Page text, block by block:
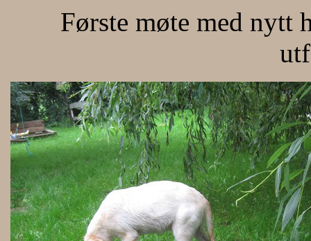
Første møte med nytt